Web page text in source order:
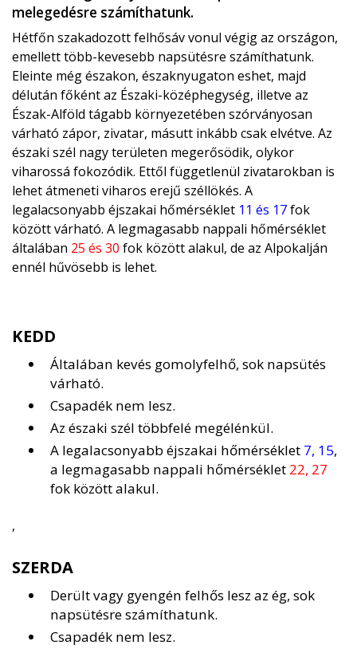
melegedésre számíthatunk.
Hétfőn szakadozott felhősáv vonul végig az országon,
emellett több-kevesebb napsütésre számíthatunk.
Eleinte még északon, északnyugaton eshet, majd
délután főként az Északi-középhegység, illetve az
Észak-Alföld tágabb környezetében szórványosan
várható zápor, zivatar, másutt inkább csak elvétve. Az
északi szél nagy területen megerősödik, olykor
viharossá fokozódik. Ettől függetlenül zivatarokban is
lehet átmeneti viharos erejű széllökés. A
legalacsonyabb éjszakai hőmérséklet 11 és 17fok
között várható. A legmagasabb nappali hőmérséklet
általában 25 és 30 fok között alakul, de az Alpokalján
ennél hűvösebb is lehet.
KEDD
Általában kevés gomolyfelhő, sok napsütés
várható.
Csapadék nem lesz.
Az északi szél többfelé megélénkül.
A legalacsonyabb éjszakai hőmérséklet 7, 15,
a legmagasabb nappali hőmérséklet 22, 27
fok között alakul.
,
SZERDA
Derült vagy gyengén felhős lesz az ég, sok
napsütésre számíthatunk.
Csapadék nem lesz.